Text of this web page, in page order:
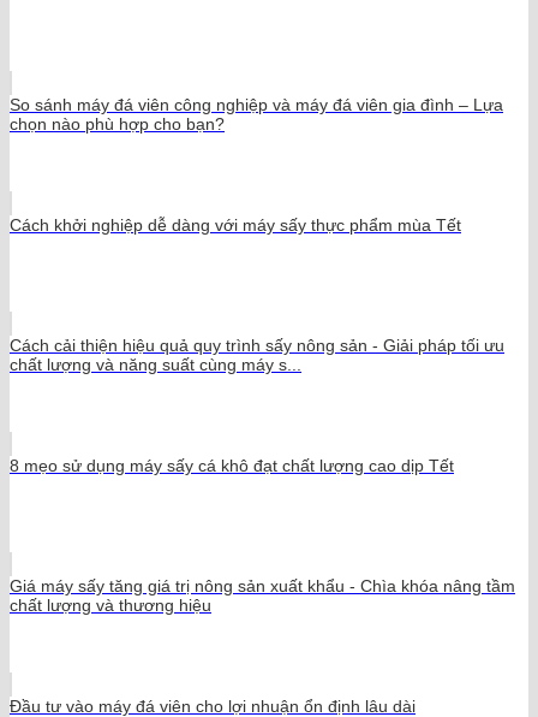
So sánh máy đá viên công nghiệp và máy đá viên gia đình – Lựa
chọn nào phù hợp cho bạn?
Cách khởi nghiệp dễ dàng với máy sấy thực phẩm mùa Tết
Cách cải thiện hiệu quả quy trình sấy nông sản - Giải pháp tối ưu
chất lượng và năng suất cùng máy s...
8 mẹo sử dụng máy sấy cá khô đạt chất lượng cao dịp Tết
Giá máy sấy tăng giá trị nông sản xuất khẩu - Chìa khóa nâng tầm
chất lượng và thương hiệu
Đầu tư vào máy đá viên cho lợi nhuận ổn định lâu dài